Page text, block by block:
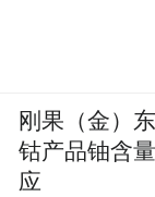
刚果（金）
钴产品铀含
应